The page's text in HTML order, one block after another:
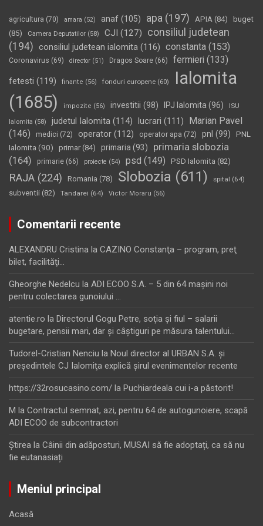
agricultura (70) amara (52) anaf (105) apa (197) APIA (84)
buget
(85)
Camera Deputatilor (58) CJI (127)
consiliul judetean
(194) consiliul judetean ialomita (116) constanta (153)
Coronavirus (69) director (51) Dragos Soare (66) fermieri (133)
fetesti (119) finante (56) fonduri europene (60)
Ialomita
(1685)
impozite (56) investitii (98) IPJ Ialomita (96) ISU
Ialomita (58) judetul Ialomita (114) lucrari (111)
Marian Pavel
(146)
medici (72) operator (112) operator apa (72) pnl (99)
PNL
Ialomita (90) primar(84) primaria (93)
primaria slobozia
(164)
primarie (66) proiecte (54) psd (149) PSD Ialomita (82)
RAJA (224) Romania (78) Slobozia (611) spital (64)
subventii (82) Tandarei (64) Victor Moraru (56)
Comentarii recente
ALEXANDRU Cristina la CAZINO Constanţa – program, preţ
bilet, facilităţi…
Gheorghe Nedelcu la ADI ECOO S.A. – 5 din 64 maşini noi
pentru colectarea gunoiului …
atentie.ro la Directorul Gogu Petre, soţia şi fiul – salarii
bugetare, pensii mari, dar şi câştiguri pe măsura talentului…
Tudorel-Cristian Nenciu la Noul director al URBAN S.A. şi
preşedintele CJ Ialomiţa explică şirul evenimentelor recente
https://32rosucasino.com/ la Puchiardeala cui i-a păstorit!
M la Contractul semnat, azi, pentru 64 de autogunoiere, scapă
ADI ECOO de subcontractori
Ştirea la Câinii din adăposturi, MUSAI să fie adoptați, ca să nu
fie eutanasiați
Meniul principal
Acasă